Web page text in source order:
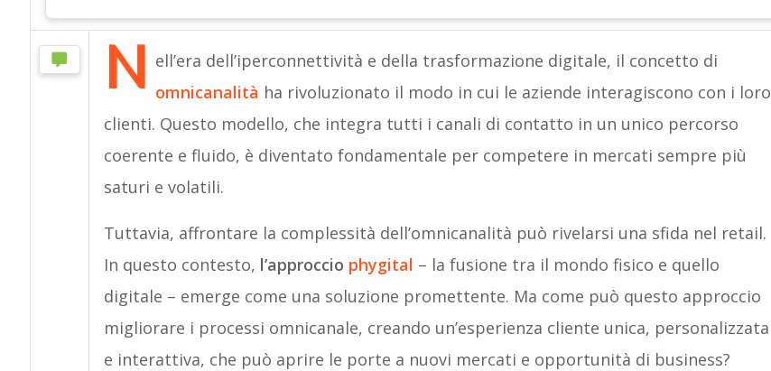
N ell’era dell’iperconnettività e della trasformazione digitale, il concetto di
omnicanalità ha rivoluzionato il modo in cui le aziende interagiscono con i loro
clienti. Questo modello, che integra tutti i canali di contatto in un unico percorso
coerente e fluido, è diventato fondamentale per competere in mercati sempre più
saturi e volatili.
Tuttavia, affrontare la complessità dell’omnicanalità può rivelarsi una sfida nel retail.
In questo contesto, l’approccio phygital – la fusione tra il mondo fisico e quello
digitale – emerge come una soluzione promettente. Ma come può questo approccio
migliorare i processi omnicanale, creando un’esperienza cliente unica, personalizzata
e interattiva, che può aprire le porte a nuovi mercati e opportunità di business?